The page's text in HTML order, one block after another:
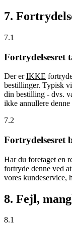
7.
7.1
Fortrydelsesret
Der erIKKE
bestillinger. Typisk
din bestilling - dvs.
ikke annullere denne
7.2
Fortrydelsesret
Har du foretaget en
fortryde denne ved
vores kundeservice,
8. Fejl,
8.1